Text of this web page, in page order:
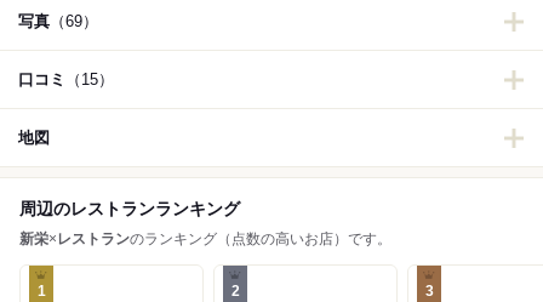
写真 （69）
口コミ （15）
地図
周辺のレストランランキング
新栄× レストランのランキング（点数の高いお店）です。
1 2 3